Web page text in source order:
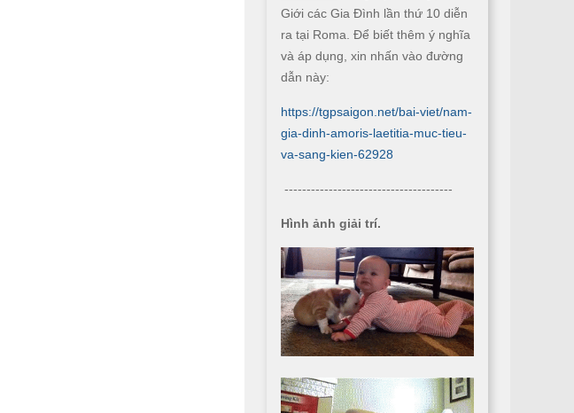
Giới các Gia Đình lần thứ 10 diễn
ra tại Roma. Để biết thêm ý nghĩa
và áp dụng, xin nhấn vào đường
dẫn này:
https://tgpsaigon.net/bai-viet/nam-
gia-dinh-amoris-laetitia-muc-tieu-
va-sang-kien-62928
--------------------------------------
Hình ảnh giải trí.